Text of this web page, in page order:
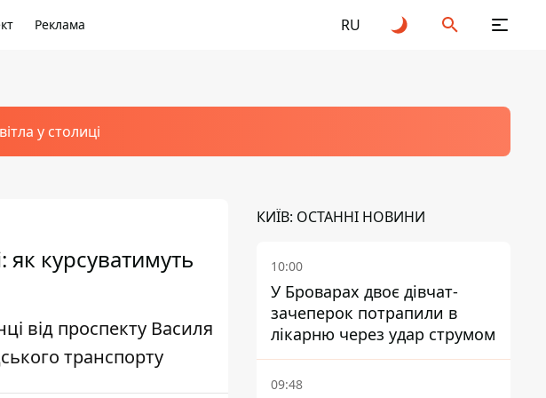
Реклама RU
у столиці
як курсуватимуть
від проспекту Василя
транспорту
КИЇВ: ОСТАННІ НОВИНИ
10:00
У Броварах двоє дівчат-
зачеперок потрапили в
лікарню через удар струмом
09:48